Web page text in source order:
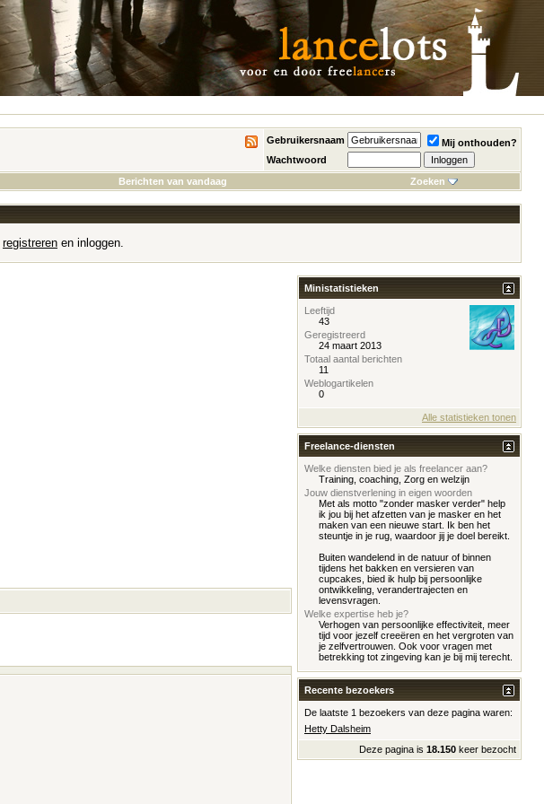
Gebruikersnaam
Mij onthouden?
Wachtwoord
Berichten van vandaag Zoeken
registreren en inloggen.
Ministatistieken
Leeftijd
43
Geregistreerd
24 maart 2013
Totaal aantal berichten
11
Weblogartikelen
0
Alle statistieken tonen
Freelance-diensten
Welke diensten bied je als freelancer aan?
Training, coaching, Zorg en welzijn
Jouw dienstverlening in eigen woorden
Met als motto "zonder masker verder" help
ik jou bij het afzetten van je masker en het
maken van een nieuwe start. Ik ben het
steuntje in je rug, waardoor jij je doel bereikt.
Buiten wandelend in de natuur of binnen
tijdens het bakken en versieren van
cupcakes, bied ik hulp bij persoonlijke
ontwikkeling, verandertrajecten en
levensvragen.
Welke expertise heb je?
Verhogen van persoonlijke effectiviteit, meer
tijd voor jezelf creeëren en het vergroten van
je zelfvertrouwen. Ook voor vragen met
betrekking tot zingeving kan je bij mij terecht.
Recente bezoekers
De laatste 1 bezoekers van deze pagina waren:
Hetty Dalsheim
Deze pagina is 18.150 keer bezocht